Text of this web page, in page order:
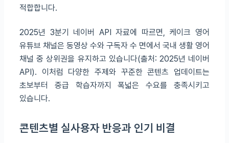
적합합니다.
2025년 3분기 네이버 API 자료에 따르면, 케이크 영어
유튜브 채널은 동영상 수와 구독자 수 면에서 국내 생활 영어
채널 중 상위권을 유지하고 있습니다(출처: 2025년 네이버
API). 이처럼 다양한 주제와 꾸준한 콘텐츠 업데이트는
초보부터 중급 학습자까지 폭넓은 수요를 충족시키고
있습니다.
콘텐츠별 실사용자 반응과 인기 비결